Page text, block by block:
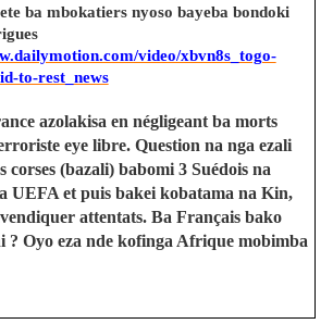
ba mbokatiers nyoso bayeba bondoki
video/xbvn8s_togo-
to-rest_news
azolakisa en négligeant ba morts
eye libre. Question na nga ezali
corses (bazali) babomi 3 Suédois na
UEFA et puis bakei kobatama na Kin,
attentats. Ba Français bako
? Oyo eza nde kofinga Afrique mobimba